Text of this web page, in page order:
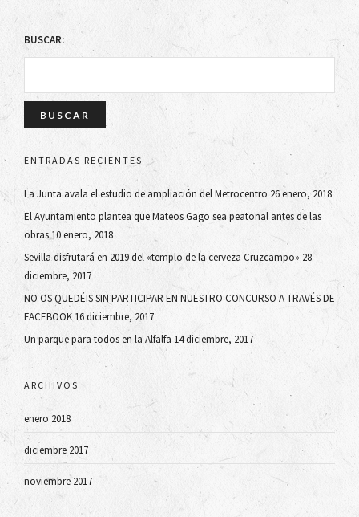
BUSCAR:
ENTRADAS RECIENTES
La Junta avala el estudio de ampliación del Metrocentro 26 enero, 2018
El Ayuntamiento plantea que Mateos Gago sea peatonal antes de las
obras 10 enero, 2018
Sevilla disfrutará en 2019 del «templo de la cerveza Cruzcampo» 28
diciembre, 2017
NO OS QUEDÉIS SIN PARTICIPAR EN NUESTRO CONCURSO A TRAVÉS DE
FACEBOOK 16 diciembre, 2017
Un parque para todos en la Alfalfa 14 diciembre, 2017
ARCHIVOS
enero 2018
diciembre 2017
noviembre 2017